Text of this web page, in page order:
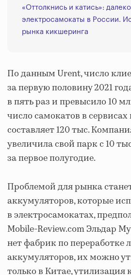
«Оттолкнись и катись»:
электросамокаты в России.
рынка кикшеринга
По данным Urent, число
за первую половину 2021
в пять раз и превысило 10
число самокатов в
составляет 120 тыс.
увеличила свой парк с 10
за первое полугодие.
Проблемой для рынка
аккумуляторов, которые
в электросамокатах,
Mobile-Review.com Эльдар
нет фабрик по переработке
аккумуляторов, их можно
только в Китае, утилизация